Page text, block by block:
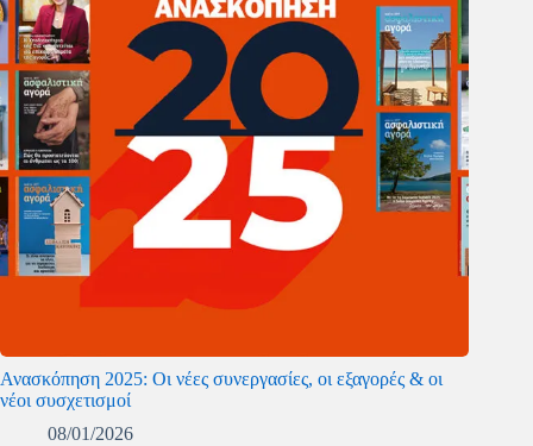
Ανασκόπηση 2025: Οι νέες συνεργασίες, οι εξαγορές & οι
νέοι συσχετισμοί
08/01/2026